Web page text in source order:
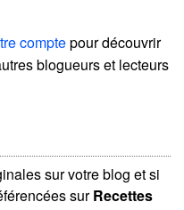
comptepour découvrir
blogueurs et lecteurs
sur votre blog et si
surRecettes